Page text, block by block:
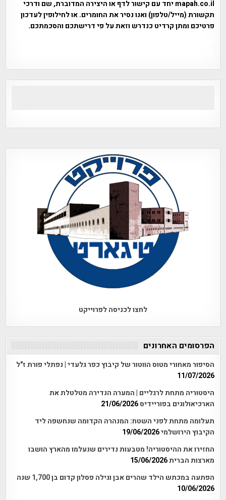
mapah.co.il יחד עם קישור לדף או היצירה המדוברת, שם ודרכי
תקשורת (מייל/טלפון) ואנו נסיר את החומרים. או לחילופין לעדכון
פרטיכם ומתן קרדיט כנדרש וזאת על פי דרישתכם והסכמתכם.
לחצו לכניסה לפרוייקט
הפרסומים האחרונים
הסיפור מאחורי מטוס הווטור של קיבוץ כפר גלעדי | נפתלי פורת ז"ל
11/07/2026
היסטוריה מתחת לרגליים | המערה הנדירה מטלטלת את
הארכיאולוגים בפוריידיס21/06/2026
תעלומה מתחת לפני השטח: המנהרה הקדומה שנחשפה ליד
הקיבוץ הירושלמי19/06/2026
החזירו את ההיסטוריה! מטבעות נדירים שנעלמו מהארץ הושבו
מארצות הברית15/06/2026
הפתעה במכתש הילד שהרים אבן וגילה פסלון קדום בן 1,700 שנה
10/06/2026